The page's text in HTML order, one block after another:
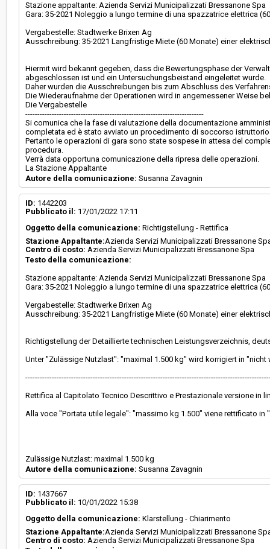
Stazione appaltante: Azienda Servizi Municipalizzati Bressanone Spa
Gara: 35-2021 Noleggio a lungo termine di una spazzatrice elettrica
Vergabestelle: Stadtwerke Brixen Ag
Ausschreibung: 35-2021 Langfristige Miete (60 Monate) einer
Hiermit wird bekannt gegeben, dass die Bewertungsphase der
abgeschlossen ist und ein Untersuchungsbeistand eingeleitet wurde.
Daher wurden die Ausschreibungen bis zum Abschluss des
Die Wiederaufnahme der Operationen wird in angemessener Weise
Die Vergabestelle
--------------------------------------------------------------------------
Si comunica che la fase di valutazione della documentazione
completata ed è stato avviato un procedimento di soccorso
Pertanto le operazioni di gara sono state sospese in attesa del
procedura.
Verrà data opportuna comunicazione della ripresa delle operazioni.
La Stazione Appaltante
Autore della comunicazione: Susanna Zavagnin
ID: 1442203
Pubblicato il: 17/01/2022 17:11
Oggetto della comunicazione: Richtigstellung - Rettifica
Stazione Appaltante:Azienda Servizi Municipalizzati Bressanone
Centro di costo: Azienda Servizi Municipalizzati Bressanone Spa
Testo della comunicazione:
Stazione appaltante: Azienda Servizi Municipalizzati Bressanone Spa
Gara: 35-2021 Noleggio a lungo termine di una spazzatrice elettrica
Vergabestelle: Stadtwerke Brixen Ag
Ausschreibung: 35-2021 Langfristige Miete (60 Monate) einer
Richtigstellung der Detaillierte technischen Leistungsverzeichnis,
Unter "Zulässige Nutzlast": "maximal 1.500 kg" wird korrigiert in "nicht
Rettifica al Capitolato Tecnico Descrittivo e Prestazionale versione in
Alla voce "Portata utile legale": "massimo kg 1.500" viene rettificato in
Zulässige Nutzlast: maximal 1.500 kg
Autore della comunicazione: Susanna Zavagnin
ID: 1437667
Pubblicato il: 10/01/2022 15:38
Oggetto della comunicazione: Klarstellung - Chiarimento
Stazione Appaltante:Azienda Servizi Municipalizzati Bressanone
Centro di costo: Azienda Servizi Municipalizzati Bressanone Spa